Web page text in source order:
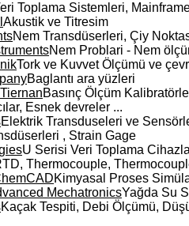
Toplama Sistemleri,
Akustik ve Titresim
Nem Transdüserleri, Çiy
Nem Problari - Nem
Tork ve Kuvvet Ölçümü ve
Baglantı ara yüzleri
Basınç Ölçüm
Esnek devreler ...
Elektrik Transduseleri ve
, Strain Gage
U Serisi Veri Toplama
Thermocouple,
Kimyasal Proses
MechatronicsYağda Su
Kaçak Tespiti, Debi Ölçümü,